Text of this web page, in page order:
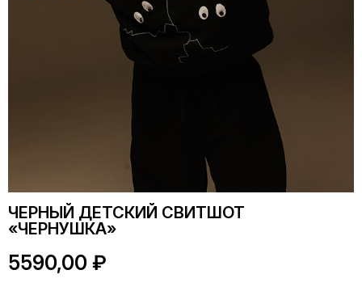
ЧЕРНЫЙ ДЕТСКИЙ СВИТШОТ
«ЧЕРНУШКА»
5590,00 ₽